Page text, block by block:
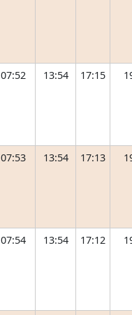
07:52 13:54 17:15
07:53 13:54 17:13
07:54 13:54 17:12